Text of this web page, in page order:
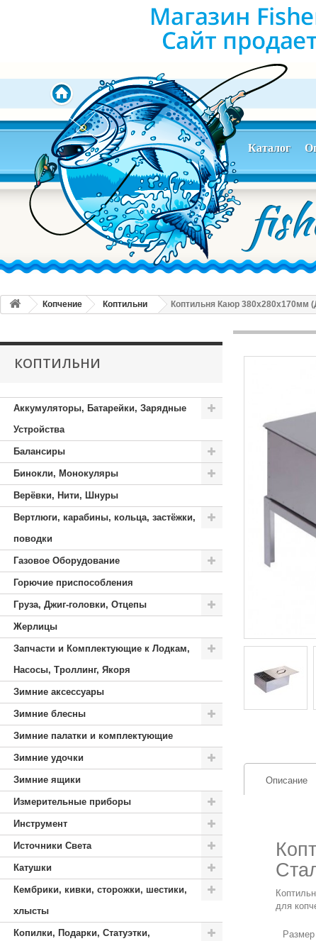
Каталог
Копчение Коптильни Коптильня Каюр 380x280x170мм
КОПТИЛЬНИ
Аккумуляторы, Батарейки, Зарядные
Устройства
Балансиры
Бинокли, Монокуляры
Верёвки, Нити, Шнуры
Вертлюги, карабины, кольца, застёжки,
поводки
Газовое Оборудование
Горючие приспособления
Груза, Джиг-головки, Отцепы
Жерлицы
Запчасти и Комплектующие к Лодкам,
Насосы, Троллинг, Якоря
Зимние аксессуары
Зимние блесны
Зимние палатки и комплектующие
Зимние удочки
Зимние ящики
Измерительные приборы
Инструмент
Источники Света
Катушки
Кембрики, кивки, сторожки, шестики,
хлысты
Копилки, Подарки, Статуэтки,
Описание
для